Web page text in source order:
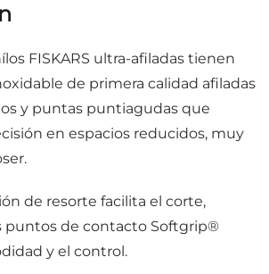
FISKARS ultra-afiladas tienen
de primera calidad afiladas
y puntas puntiagudas que
en espacios reducidos, muy
de resorte facilita el corte,
puntos de contacto Softgrip®
y el control.